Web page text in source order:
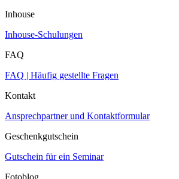
Inhouse
Inhouse-Schulungen
FAQ
FAQ | Häufig gestellte Fragen
Kontakt
Ansprechpartner und Kontaktformular
Geschenkgutschein
Gutschein für ein Seminar